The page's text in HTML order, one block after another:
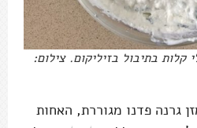
קלות בתיבול בזיליקום. צילום:
גרנה פדנו מגוררת, האחות